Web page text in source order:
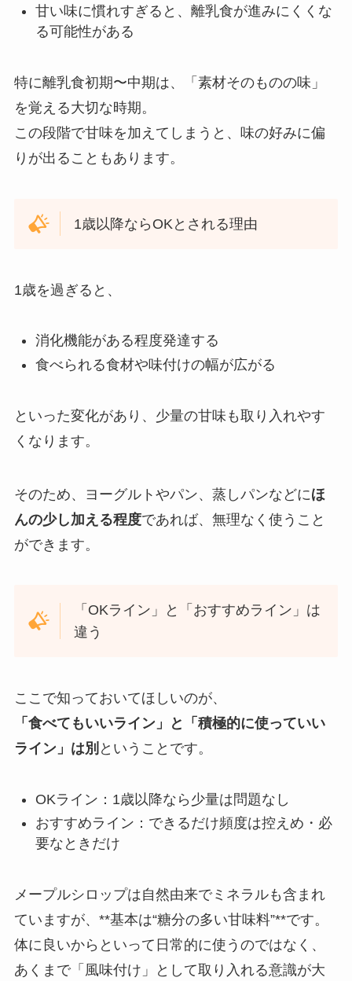
甘い味に慣れすぎると、離乳食が進みにくくな
る可能性がある
特に離乳食初期〜中期は、「素材そのものの味」
を覚える大切な時期。
この段階で甘味を加えてしまうと、味の好みに偏
りが出ることもあります。
1歳以降ならOKとされる理由
1歳を過ぎると、
消化機能がある程度発達する
食べられる食材や味付けの幅が広がる
といった変化があり、少量の甘味も取り入れやす
くなります。
そのため、ヨーグルトやパン、蒸しパンなどにほ
んの少し加える程度であれば、無理なく使うこと
ができます。
「OKライン」と「おすすめライン」は
違う
ここで知っておいてほしいのが、
「食べてもいいライン」と「積極的に使っていい
ライン」は別 ということです。
OKライン：1歳以降なら少量は問題なし
おすすめライン：できるだけ頻度は控えめ・必
要なときだけ
メープルシロップは自然由来でミネラルも含まれ
ていますが、**基本は“糖分の多い甘味料”**です。
体に良いからといって日常的に使うのではなく、
あくまで「風味付け」として取り入れる意識が大